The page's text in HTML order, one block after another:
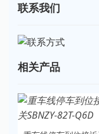
联系我们
相关产品